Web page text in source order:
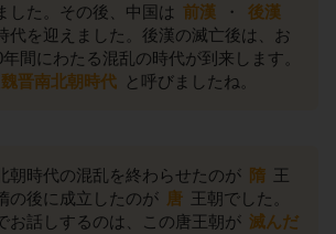
した。その後、中国は 前漢 ・
後漢
代を迎えました。後漢の滅亡後は、お
年間にわたる混乱の時代が到来します。
魏晋南北朝時代 と呼びましたね。
朝時代の混乱を終わらせたのが 隋 王
の後に成立したのが 唐 王朝でした。
お話しするのは、この唐王朝が 滅んだ